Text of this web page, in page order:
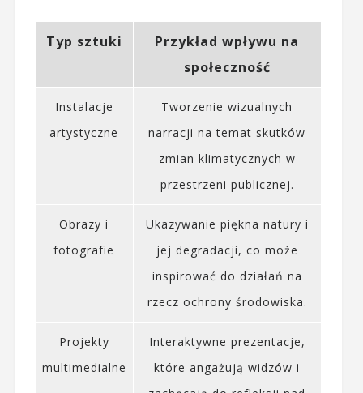
Typ sztuki
Przykład wpływu na
społeczność
Instalacje
artystyczne
Tworzenie wizualnych
narracji na temat skutków
zmian klimatycznych w
przestrzeni publicznej.
Obrazy i
fotografie
Ukazywanie piękna natury i
jej degradacji, co może
inspirować do działań na
rzecz ochrony środowiska.
Projekty
multimedialne
Interaktywne prezentacje,
które angażują widzów i